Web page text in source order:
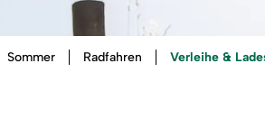
Sommer Radfahren Verleihe &